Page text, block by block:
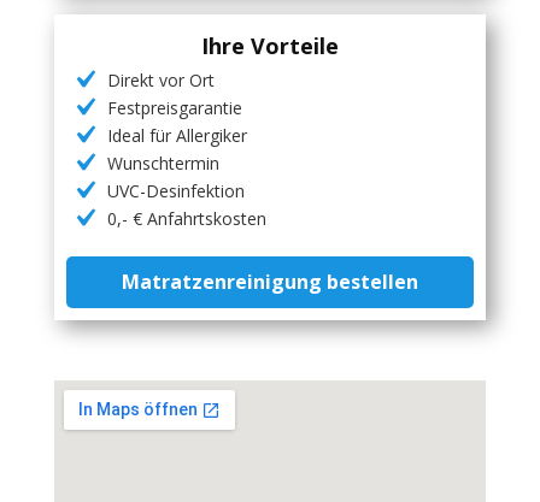
Ihre Vorteile
Direkt vor Ort
Festpreisgarantie
Ideal für Allergiker
Wunschtermin
UVC-Desinfektion
0,- € Anfahrtskosten
Matratzenreinigung bestellen